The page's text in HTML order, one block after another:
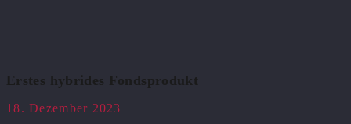
Erstes hybrides Fondsprodukt
18. Dezember 2023